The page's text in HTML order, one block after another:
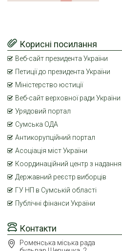
Контакти
Роменська міська рада
Корисні посилання
Веб-сайт президента України
Петиції до президента України
Міністерство юстиції
Веб-сайт верховної ради України
Урядовий портал
Сумська ОДА
Антикорупційний портал
Асоціація міст України
Координаційний центр з
Державний реєстр виборців
ГУ НП в Сумській області
Публічні фінанси України